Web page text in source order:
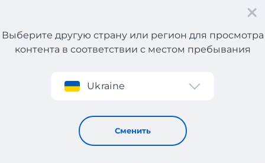
Регистрация
Выберите другую страну или регион для просмотра
контента в соответствии с местом пребывания
Ukraine
Сменить
Дари любовь с Meest Shopping! Что подарить на День
влюбленных?